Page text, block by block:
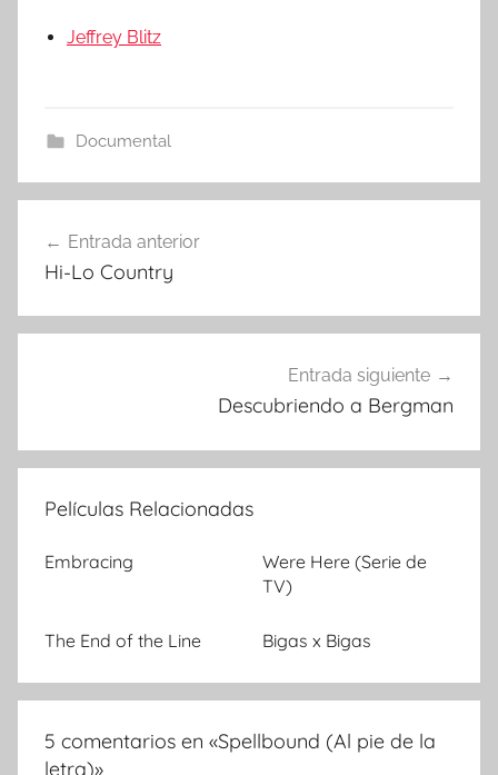
Jeffrey Blitz
Documental
Navegación
de
entradas
Entrada anterior
Hi-Lo Country
Entrada siguiente
Descubriendo a Bergman
Películas Relacionadas
Embracing
Were Here (Serie de
TV)
The End of the Line Bigas x Bigas
5 comentarios en «Spellbound (Al pie de la
letra)»